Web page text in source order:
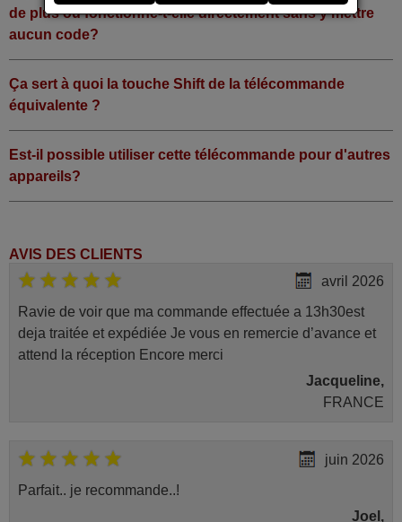
de plus ou fonctionne-t-elle directement sans y mettre
aucun code?
Ça sert à quoi la touche Shift de la télécommande
équivalente ?
Est-il possible utiliser cette télécommande pour d'autres
appareils?
AVIS DES CLIENTS
avril 2026
Ravie de voir que ma commande effectuée a 13h30est
deja traitée et expédiée Je vous en remercie d’avance et
attend la réception Encore merci
Jacqueline,
FRANCE
juin 2026
Parfait.. je recommande..!
Joel,